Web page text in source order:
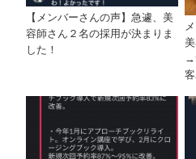
【メンバーさんの声】急遽、美
容師さん２名の採用が決まりま
した！